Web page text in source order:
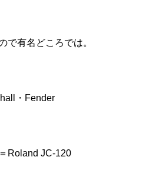
で有名どころでは。
・Fender
Roland JC-120